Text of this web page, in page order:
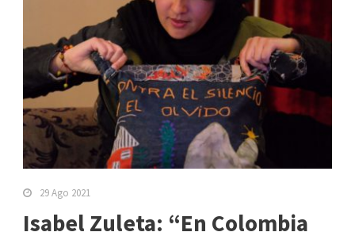
29 Ago 2021
Isabel Zuleta: “En Colombia